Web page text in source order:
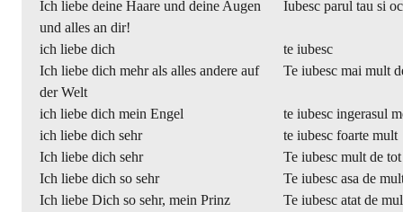
Ich liebe deine Haare und deine Augen
und alles an dir!
Iubesc parul tau si
ich liebe dich
te iubesc
Ich liebe dich mehr als alles andere auf
der Welt
Te iubesc mai mult
ich liebe dich mein Engel
te iubesc ingerasul
ich liebe dich sehr
te iubesc foarte mult
Ich liebe dich sehr
Te iubesc mult de tot
Ich liebe dich so sehr
Te iubesc asa de
Ich liebe Dich so sehr, mein Prinz
Te iubesc atat de